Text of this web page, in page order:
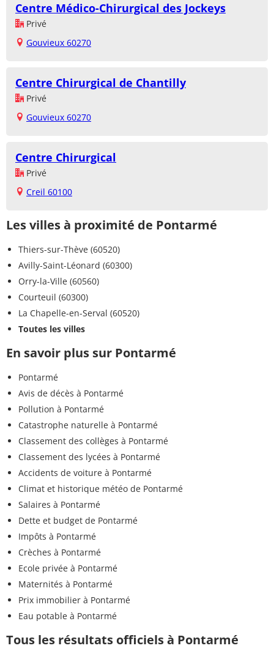
Centre Médico-Chirurgical des Jockeys
Privé
Gouvieux 60270
Centre Chirurgical de Chantilly
Privé
Gouvieux 60270
Centre Chirurgical
Privé
Creil 60100
Les villes à proximité de Pontarmé
Thiers-sur-Thève (60520)
Avilly-Saint-Léonard (60300)
Orry-la-Ville (60560)
Courteuil (60300)
La Chapelle-en-Serval (60520)
Toutes les villes
En savoir plus sur Pontarmé
Pontarmé
Avis de décès à Pontarmé
Pollution à Pontarmé
Catastrophe naturelle à Pontarmé
Classement des collèges à Pontarmé
Classement des lycées à Pontarmé
Accidents de voiture à Pontarmé
Climat et historique météo de Pontarmé
Salaires à Pontarmé
Dette et budget de Pontarmé
Impôts à Pontarmé
Crèches à Pontarmé
Ecole privée à Pontarmé
Maternités à Pontarmé
Prix immobilier à Pontarmé
Eau potable à Pontarmé
Tous les résultats officiels à Pontarmé